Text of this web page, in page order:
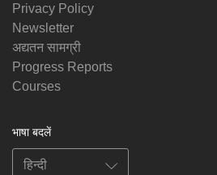
Privacy Policy
Newsletter
अद्यतन सामग्री
Progress Reports
Courses
भाषा बदलें